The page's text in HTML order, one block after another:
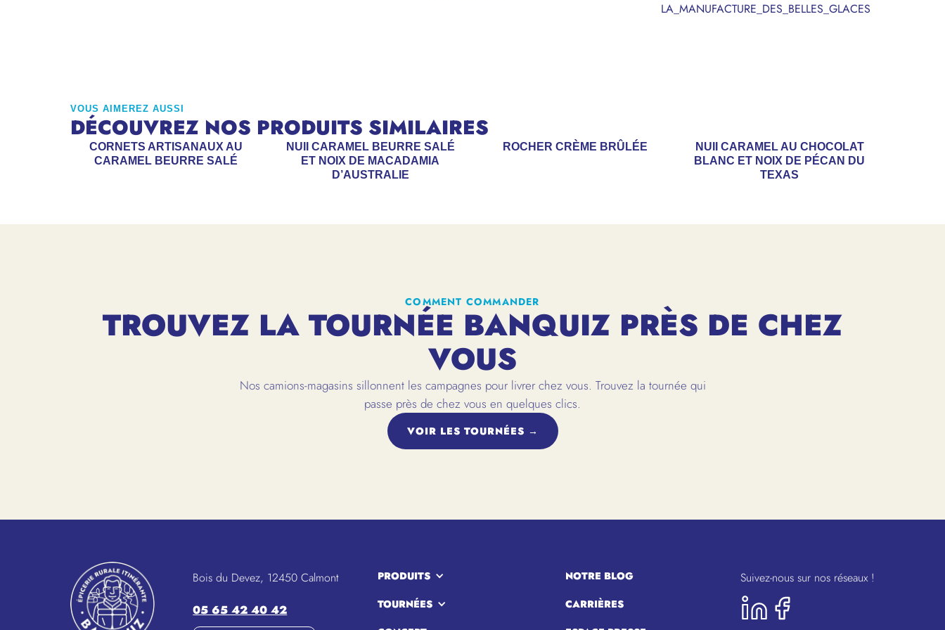
LA_MANUFACTURE_DES_BELLES_GLACES
VOUS AIMEREZ AUSSI
DÉCOUVREZ NOS PRODUITS SIMILAIRES
CORNETS ARTISANAUX AU
CARAMEL BEURRE SALÉ
ROCHER CRÈME BRÛLÉE
NUII CARAMEL AU CHOCOLAT
BLANC ET NOIX DE PÉCAN DU
TEXAS
NUII CARAMEL BEURRE SALÉ
ET NOIX DE MACADAMIA
D’AUSTRALIE
COMMENT COMMANDER
TROUVEZ LA TOURNÉE BANQUIZ PRÈS DE CHEZ
VOUS
Nos camions-magasins sillonnent les campagnes pour livrer chez vous. Trouvez la tournée qui
passe près de chez vous en quelques clics.
VOIR LES TOURNÉES →
Bois du Devez, 12450 Calmont
05 65 42 40 42
PRODUITS
TOURNÉES
NOTRE BLOG
CARRIÈRES
Suivez-nous sur nos réseaux !